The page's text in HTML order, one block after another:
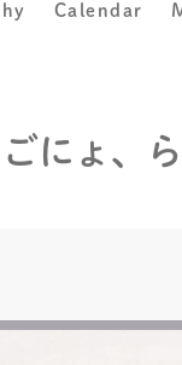
Calendar
にょ、